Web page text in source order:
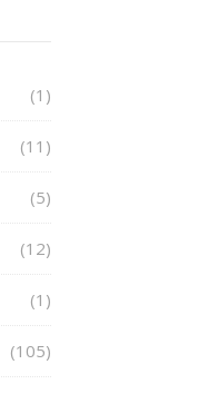
(1)
(11)
(5)
(12)
(1)
(105)